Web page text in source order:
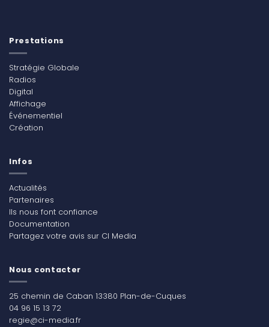
Prestations
Stratégie Globale
Radios
Digital
Affichage
Événementiel
Création
Infos
Actualités
Partenaires
Ils nous font confiance
Documentation
Partagez votre avis sur CI Media
Nous contacter
25 chemin de Caban 13380 Plan-de-Cuques
04 96 15 13 72
regie@ci-media.fr